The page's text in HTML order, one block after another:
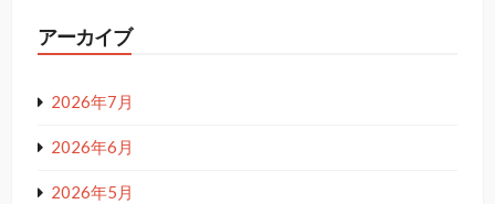
アーカイブ
2026年7月
2026年6月
2026年5月